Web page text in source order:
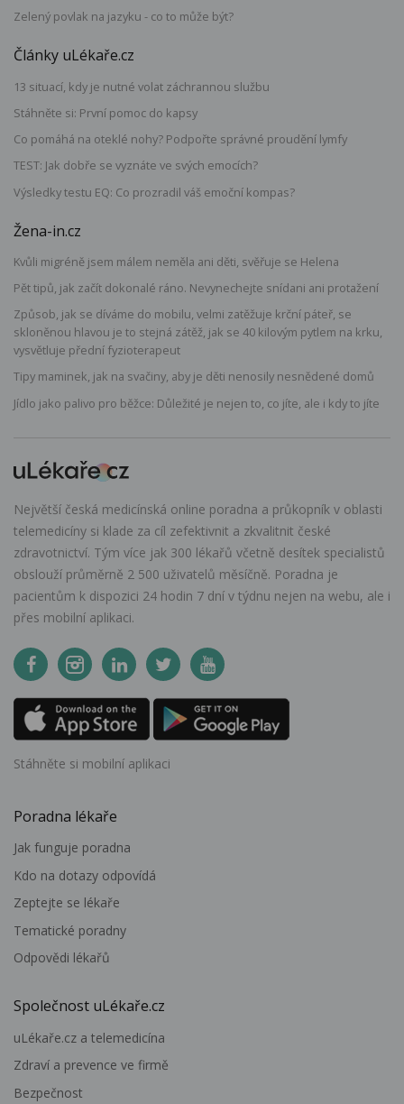
Zelený povlak na jazyku - co to může být?
Články uLékaře.cz
13 situací, kdy je nutné volat záchrannou službu
Stáhněte si: První pomoc do kapsy
Co pomáhá na oteklé nohy? Podpořte správné proudění lymfy
TEST: Jak dobře se vyznáte ve svých emocích?
Výsledky testu EQ: Co prozradil váš emoční kompas?
Žena-in.cz
Kvůli migréně jsem málem neměla ani děti, svěřuje se Helena
Pět tipů, jak začít dokonalé ráno. Nevynechejte snídani ani protažení
Způsob, jak se díváme do mobilu, velmi zatěžuje krční páteř, se
skloněnou hlavou je to stejná zátěž, jak se 40 kilovým pytlem na krku,
vysvětluje přední fyzioterapeut
Tipy maminek, jak na svačiny, aby je děti nenosily nesnědené domů
Jídlo jako palivo pro běžce: Důležité je nejen to, co jíte, ale i kdy to jíte
Největší česká medicínská online poradna a průkopník v oblasti
telemedicíny si klade za cíl zefektivnit a zkvalitnit české
zdravotnictví. Tým více jak 300 lékařů včetně desítek specialistů
obslouží průměrně 2 500 uživatelů měsíčně. Poradna je
pacientům k dispozici 24 hodin 7 dní v týdnu nejen na webu, ale i
přes mobilní aplikaci.
Stáhněte si mobilní aplikaci
Poradna lékaře
Jak funguje poradna
Kdo na dotazy odpovídá
Zeptejte se lékaře
Tematické poradny
Odpovědi lékařů
Společnost uLékaře.cz
uLékaře.cz a telemedicína
Zdraví a prevence ve firmě
Bezpečnost